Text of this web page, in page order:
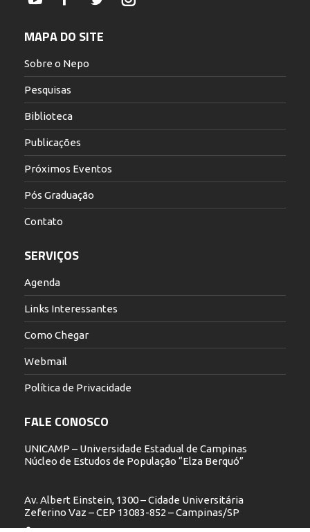
YouTubeFacebookTwitterInstagram
MAPA DO SITE
Sobre o Nepo
Pesquisas
Biblioteca
Publicações
Próximos Eventos
Pós Graduação
Contato
SERVIÇOS
Agenda
Links Interessantes
Como Chegar
Webmail
Política de Privacidade
FALE CONOSCO
UNICAMP – Universidade Estadual de Campinas
Núcleo de Estudos de População “Elza Berquó”
Av. Albert Einstein, 1300 – Cidade Universitária
Zeferino Vaz – CEP 13083-852 – Campinas/SP